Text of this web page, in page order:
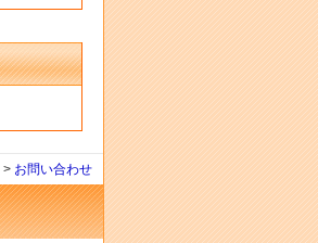
> お問い合わせ